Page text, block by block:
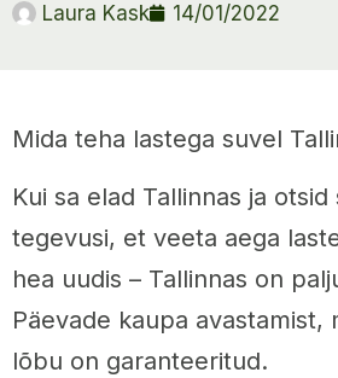
Laura Kask 14/01/2022
Mida teha lastega suvel
Kui sa elad Tallinnas ja otsid
tegevusi, et veeta aega
hea uudis – Tallinnas on
Päevade kaupa avastamist,
lõbu on garanteeritud.